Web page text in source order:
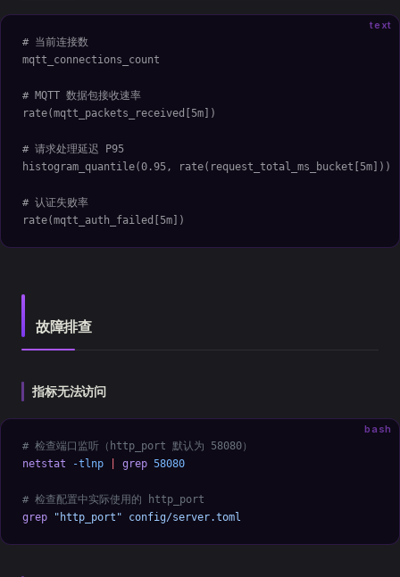
text
# 当前连接数
mqtt_connections_count
# MQTT 数据包接收速率
rate(mqtt_packets_received[5m])
# 请求处理延迟 P95
histogram_quantile(0.95, rate(request_total_ms_bucket[5m]))
# 认证失败率
rate(mqtt_auth_failed[5m])
故障排查
指标无法访问
bash
# 检查端口监听（http_port 默认为 58080）
netstat -tlnp grep 58080
# 检查配置中实际使用的 http_port
grep "http_port" config/server.toml